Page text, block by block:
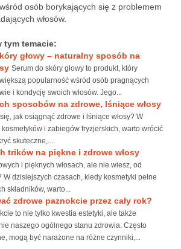
osób borykających się z problemem
włosów.
tym temacie:
głowy – naturalny sposób na
Serum do skóry głowy to produkt, który
popularność wśród osób pragnących
i kondycję swoich włosów. Jego...
sposobów na zdrowe, lśniące włosy
jak osiągnąć zdrowe i lśniące włosy? W
i zabiegów fryzjerskich, warto wrócić
skuteczne,...
trików na piękne i zdrowe włosy
i pięknych włosach, ale nie wiesz, od
W dzisiejszych czasach, kiedy kosmetyki pełne
składników, warto...
zdrowe paznokcie przez cały rok?
to nie tylko kwestia estetyki, ale także
naszego ogólnego stanu zdrowia. Często
mogą być narażone na różne czynniki,...